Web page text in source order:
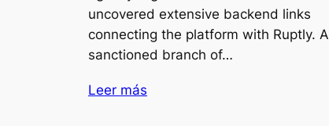
uncovered extensive backend links
connecting the platform with Ruptly. A
sanctioned branch of…
Leer más